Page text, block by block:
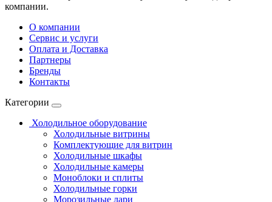
компании.
О компании
Сервис и услуги
Оплата и Доставка
Партнеры
Бренды
Контакты
Категории
Холодильное оборудование
Холодильные витрины
Комплектующие для витрин
Холодильные шкафы
Холодильные камеры
Моноблоки и сплиты
Холодильные горки
Морозильные лари